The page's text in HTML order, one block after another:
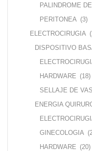
PALINDROME
PERITONEA (3)
ELECTROCIRUGIA
DISPOSITIVO
HARDWARE (18)
SELLAJE DE
ENERGIA
GINECOLOGIA
HARDWARE (20)